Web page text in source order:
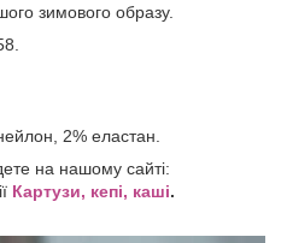
зимового образу.
2% еластан.
на нашому сайті:
Картузи, кепі, каші.